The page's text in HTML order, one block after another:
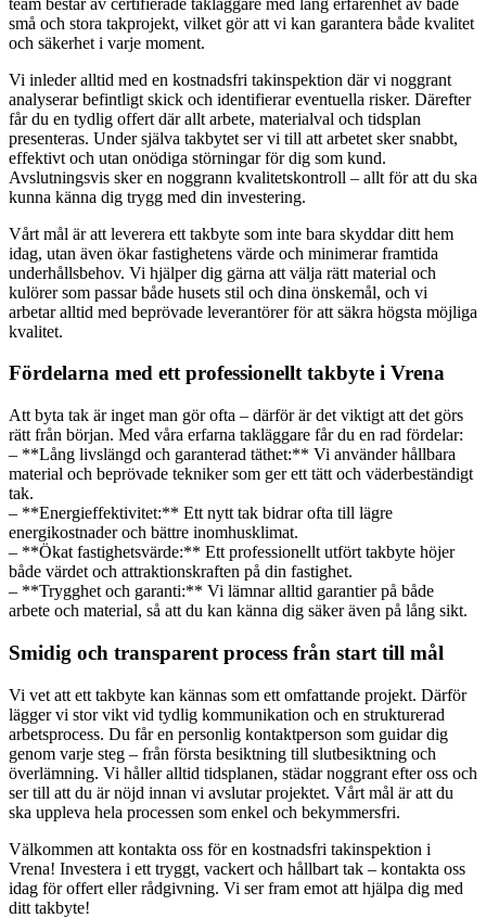
små och stora takprojekt, vilket gör att vi kan garantera både kvalitet
och säkerhet i varje moment.
Vi inleder alltid med en kostnadsfri takinspektion där vi noggrant
analyserar befintligt skick och identifierar eventuella risker. Därefter
får du en tydlig offert där allt arbete, materialval och tidsplan
presenteras. Under själva takbytet ser vi till att arbetet sker snabbt,
effektivt och utan onödiga störningar för dig som kund.
Avslutningsvis sker en noggrann kvalitetskontroll – allt för att du ska
kunna känna dig trygg med din investering.
Vårt mål är att leverera ett takbyte som inte bara skyddar ditt hem
idag, utan även ökar fastighetens värde och minimerar framtida
underhållsbehov. Vi hjälper dig gärna att välja rätt material och
kulörer som passar både husets stil och dina önskemål, och vi
arbetar alltid med beprövade leverantörer för att säkra högsta möjliga
kvalitet.
Fördelarna med ett professionellt takbyte i Vrena
Att byta tak är inget man gör ofta – därför är det viktigt att det görs
rätt från början. Med våra erfarna takläggare får du en rad fördelar:
– **Lång livslängd och garanterad täthet:** Vi använder hållbara
material och beprövade tekniker som ger ett tätt och väderbeständigt
tak.
– **Energieffektivitet:** Ett nytt tak bidrar ofta till lägre
energikostnader och bättre inomhusklimat.
– **Ökat fastighetsvärde:** Ett professionellt utfört takbyte höjer
både värdet och attraktionskraften på din fastighet.
– **Trygghet och garanti:** Vi lämnar alltid garantier på både
arbete och material, så att du kan känna dig säker även på lång sikt.
Smidig och transparent process från start till mål
Vi vet att ett takbyte kan kännas som ett omfattande projekt. Därför
lägger vi stor vikt vid tydlig kommunikation och en strukturerad
arbetsprocess. Du får en personlig kontaktperson som guidar dig
genom varje steg – från första besiktning till slutbesiktning och
överlämning. Vi håller alltid tidsplanen, städar noggrant efter oss och
ser till att du är nöjd innan vi avslutar projektet. Vårt mål är att du
ska uppleva hela processen som enkel och bekymmersfri.
Välkommen att kontakta oss för en kostnadsfri takinspektion i
Vrena! Investera i ett tryggt, vackert och hållbart tak – kontakta oss
idag för offert eller rådgivning. Vi ser fram emot att hjälpa dig med
ditt takbyte!